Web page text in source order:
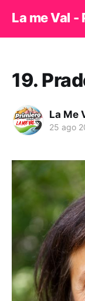
La me Val -
19.
La Me
25 ago